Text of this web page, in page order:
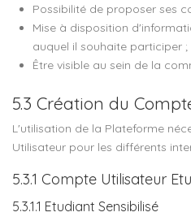
Possibilité de proposer ses
Mise à disposition
auquel il souhaite participer ;
Être visible au sein de la
5.3 Création du
L'utilisation de la Plateforme
Utilisateur pour les différents
5.3.1 Compte Utilisateur
5.3.1.1 Etudiant Sensibilisé